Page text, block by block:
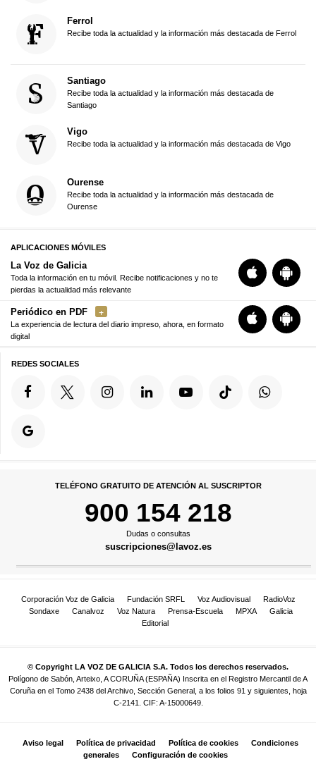
Ferrol
Recibe toda la actualidad y la información más destacada de Ferrol
Santiago
Recibe toda la actualidad y la información más destacada de
Santiago
Vigo
Recibe toda la actualidad y la información más destacada de Vigo
Ourense
Recibe toda la actualidad y la información más destacada de
Ourense
APLICACIONES MÓVILES
La Voz de Galicia
Toda la información en tu móvil. Recibe notificaciones y no te
pierdas la actualidad más relevante
Periódico en PDF
La experiencia de lectura del diario impreso, ahora, en formato
digital
REDES SOCIALES
TELÉFONO GRATUITO DE ATENCIÓN AL SUSCRIPTOR
900 154 218
Dudas o consultas
suscripciones@lavoz.es
Corporación Voz de Galicia Fundación SRFL Voz Audiovisual
RadioVoz
Sondaxe
Canalvoz Voz Natura Prensa-Escuela MPXA
Galicia
Editorial
© Copyright LA VOZ DE GALICIA S.A. Todos los derechos reservados.
Polígono de Sabón, Arteixo, A CORUÑA (ESPAÑA) Inscrita en el Registro Mercantil de A
Coruña en el Tomo 2438 del Archivo, Sección General, a los folios 91 y siguientes, hoja
C-2141. CIF: A-15000649.
Aviso legal Política de privacidad Política de cookies
Condiciones
generales
Configuración de cookies